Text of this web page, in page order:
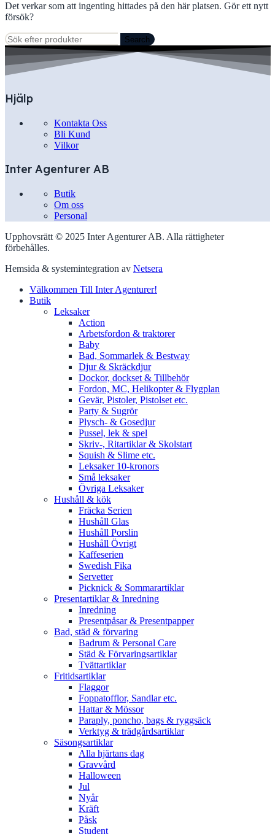
Det verkar som att ingenting hittades på den här platsen. Gör ett nytt
försök?
Search
Hjälp
Kontakta Oss
Bli Kund
Vilkor
Inter Agenturer AB
Butik
Om oss
Personal
Upphovsrätt © 2025 Inter Agenturer AB. Alla rättigheter
förbehålles.
Hemsida & systemintegration av Netsera
Välkommen Till Inter Agenturer!
Butik
Leksaker
Action
Arbetsfordon & traktorer
Baby
Bad, Sommarlek & Bestway
Djur & Skräckdjur
Dockor, dockset & Tillbehör
Fordon, MC, Helikopter & Flygplan
Gevär, Pistoler, Pistolset etc.
Party & Sugrör
Plysch- & Gosedjur
Pussel, lek & spel
Skriv-, Ritartiklar & Skolstart
Squish & Slime etc.
Leksaker 10-kronors
Små leksaker
Övriga Leksaker
Hushåll & kök
Fräcka Serien
Hushåll Glas
Hushåll Porslin
Hushåll Övrigt
Kaffeserien
Swedish Fika
Servetter
Picknick & Sommarartiklar
Presentartiklar & Inredning
Inredning
Presentpåsar & Presentpapper
Bad, städ & förvaring
Badrum & Personal Care
Städ & Förvaringsartiklar
Tvättartiklar
Fritidsartiklar
Flaggor
Foppatofflor, Sandlar etc.
Hattar & Mössor
Paraply, poncho, bags & ryggsäck
Verktyg & trädgårdsartiklar
Säsongsartiklar
Alla hjärtans dag
Gravvård
Halloween
Jul
Nyår
Kräft
Påsk
Student